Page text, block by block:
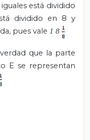
está dividido
dividido en 8 y
pues vale 1 8
que la parte
E se representan